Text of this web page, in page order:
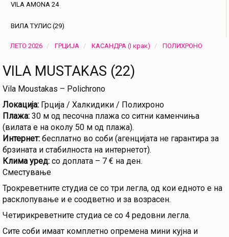
VILA AMONA 24
ВИЛА ТУЛИС (29)
ЛЕТО 2026 ГРЦИЈА КАСАНДРА (I крак) ПОЛИХРОНО
VILA MUSTAKAS (22)
Vila Moustakas – Polichrono
Локација: Грција / Халкидики / Полихроно
Плажа: 30 м од песочна плажа со ситни каменчиња
(вилата е на околу 50 м од плажа).
Интернет: бесплатно во соби (агенцијата не гарантира за
брзината и стабилноста на интернетот).
Клима уред: со доплата – 7 € на ден.
Сместување
Трокреветните студиа се со три легла, од кои едното е на
расклопување и е соодветно и за возрасен.
Четирикреветните студиа се со 4 редовни легла.
Сите соби имаат комплетно опремена мини кујна и